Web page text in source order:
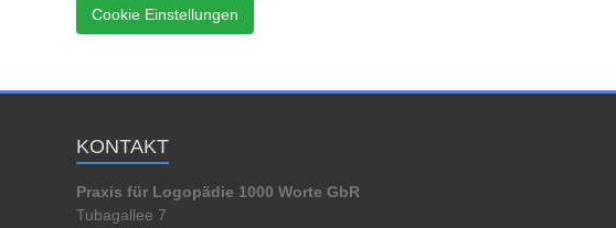
Cookie Einstellungen
KONTAKT
Praxis für Logopädie 1000 Worte GbR
Tubagallee 7